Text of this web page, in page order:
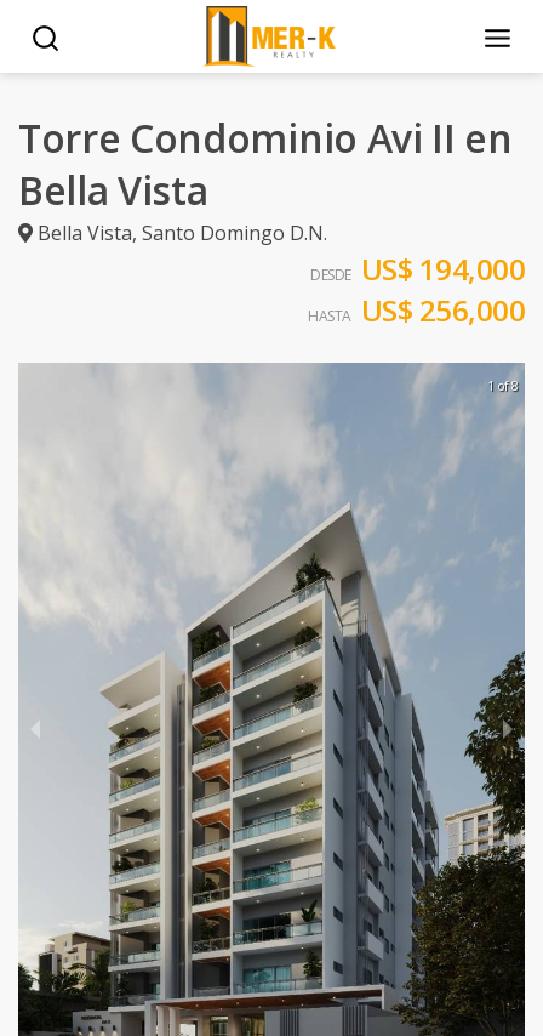
Torre Condominio Avi II en
Bella Vista
Bella Vista, Santo Domingo D.N.
DESDE US$ 194,000
HASTA US$ 256,000
1 of 8